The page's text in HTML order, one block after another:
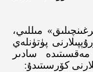
مىللىي،
پۈتۈنلەي
سادىر
كۆرسىتىدۇ: